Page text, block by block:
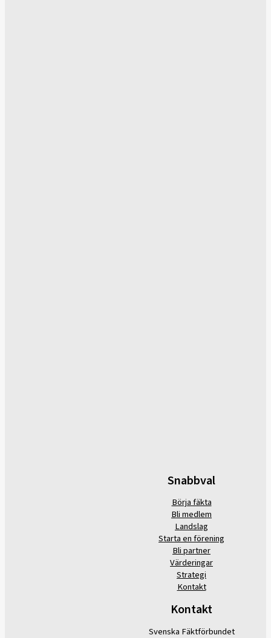
Snabbval
Börja fäkta
Bli medlem
Landslag
Starta en förening
Bli partner
Värderingar
Strategi
Kontakt
Kontakt
Svenska Fäktförbundet